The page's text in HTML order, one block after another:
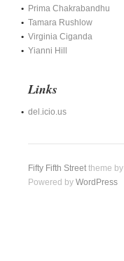
Prima Chakrabandhu
Tamara Rushlow
Virginia Ciganda
Yianni Hill
Links
del.icio.us
Fifty Fifth Street theme by
Powered by WordPress